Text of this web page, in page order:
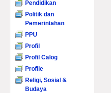
Pendidikan
Politik dan
Pemerintahan
PPU
Profil
Profil Calog
Profile
Religi, Sosial &
Budaya